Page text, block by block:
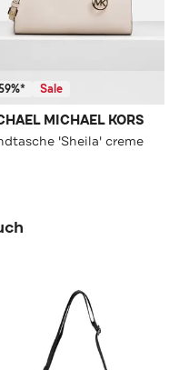
Sale
MICHAEL KORS
'Sheila' creme